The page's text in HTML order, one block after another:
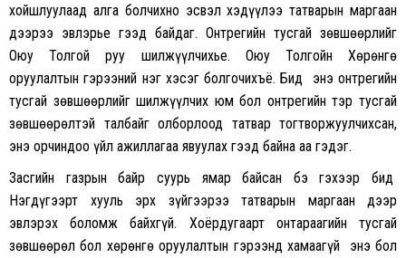
хойшлуулаад алга болчихно эсвэл хэдүүлээ татварын маргаан
дээрээ эвлэрье гээд байдаг. Онтрегийн тусгай зөвшөөрлийг
Оюу Толгой руу шилжүүлчихье. Оюу Толгойн Хөрөнгө
оруулалтын гэрээний нэг хэсэг болгочихъё. Бид энэ онтрегийн
тусгай зөвшөөрлийг шилжүүлчих юм бол онтрегийн тэр тусгай
зөвшөөрөлтэй талбайг олборлоод татвар тогтворжуулчихсан,
энэ орчиндоо үйл ажиллагаа явуулах гээд байна аа гэдэг.
Засгийн газрын байр суурь ямар байсан бэ гэхээр бид
Нэгдүгээрт хууль эрх зүйгээрээ татварын маргаан дээр
эвлэрэх боломж байхгүй. Хоёрдугаарт онтараагийн тусгай
зөвшөөрөл бол хөрөнгө оруулалтын гэрээнд хамаагүй энэ бол